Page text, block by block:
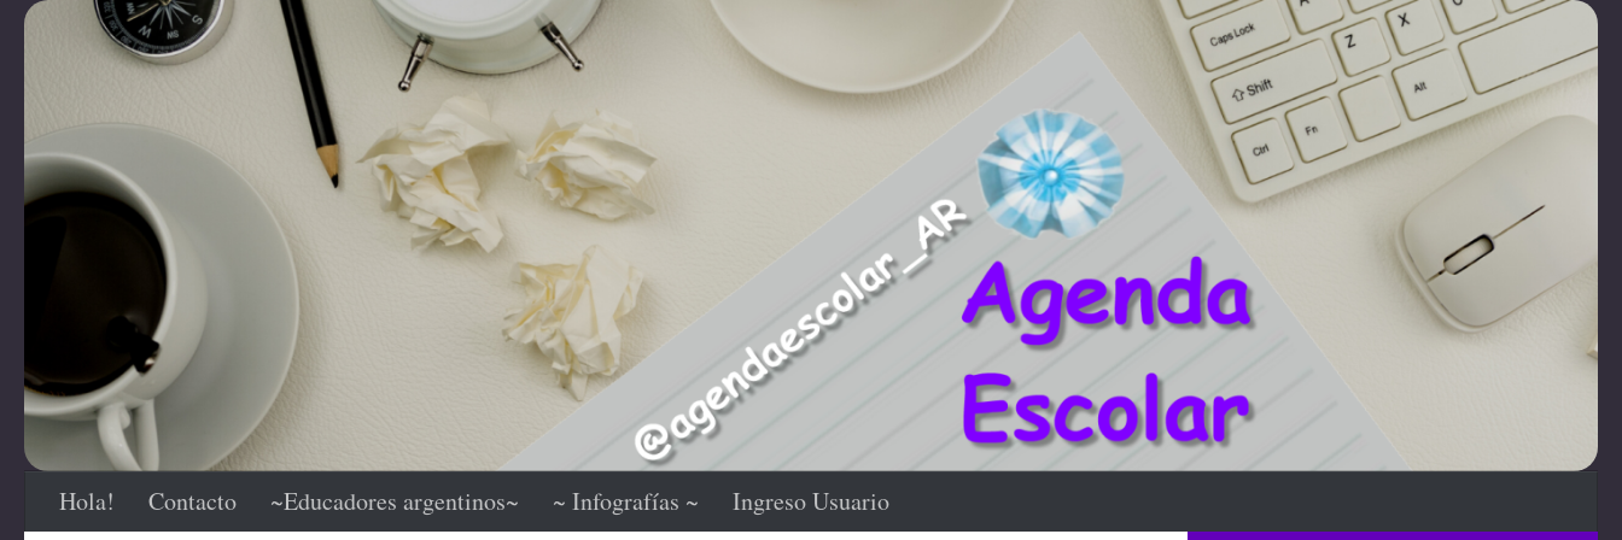
Saltar al contenido
Hola! Contacto ~Educadores argentinos~ ~ Infografías ~ Ingreso Usuario